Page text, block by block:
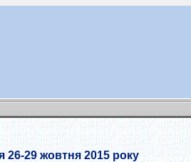
26-29 жовтня 2015 року